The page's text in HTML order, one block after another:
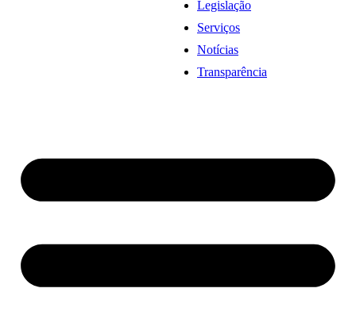
Legislação
Serviços
Notícias
Transparência